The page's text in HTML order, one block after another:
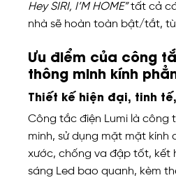
Hey SIRI, I’M HOME”tất cả
nhà sẽ hoàn toàn bật/tắt,
Ưu điểm của công
thông minh kính
Thiết kế hiện đại, tinh
Công tắc điện Lumi là công
minh, sử dụng mặt mặt kính
xước, chống va đập tốt, kết
sáng Led bao quanh, kèm